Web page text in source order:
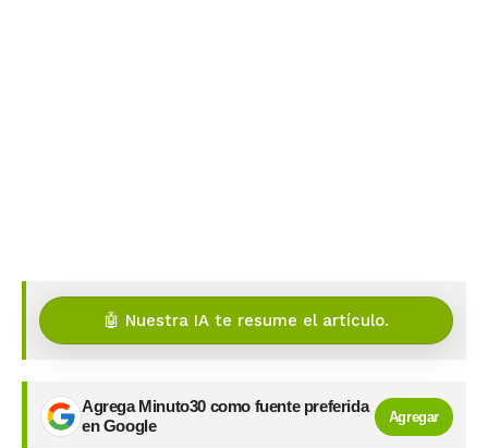
🤖 Nuestra IA te resume el artículo.
Agrega Minuto30 como fuente preferida
en Google
Agregar